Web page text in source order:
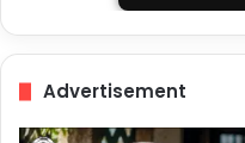
Advertisement